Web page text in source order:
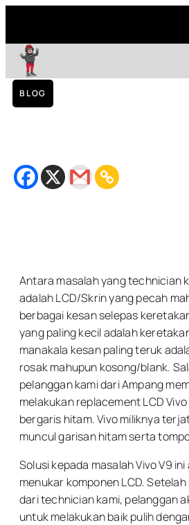
BLOG
Antara masalah yang technician
adalah LCD/Skrin yang pecah
berbagai kesan selepas
yang paling kecil adalah
manakala kesan paling teruk
rosak mahupun kosong/blank.
pelanggan kami dari Ampang
melakukan replacement LCD
bergaris hitam. Vivo miliknya
muncul garisan hitam serta
Solusi kepada masalah Vivo V9
menukar komponen LCD.
dari technician kami, pelanggan
untuk melakukan baik pulih